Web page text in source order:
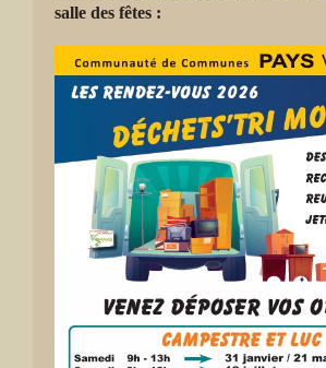
salle des fêtes :